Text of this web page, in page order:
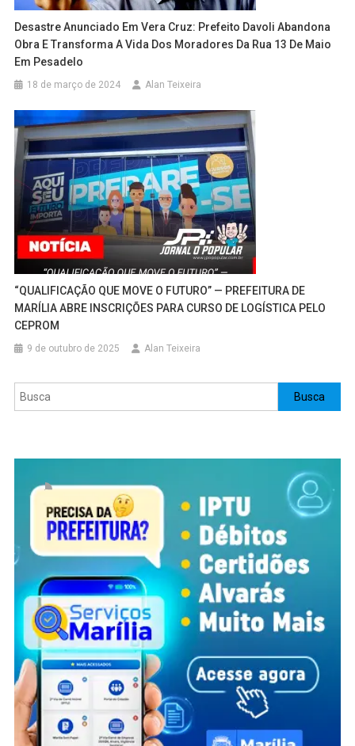
Desastre Anunciado Em Vera Cruz: Prefeito Davoli Abandona
Obra E Transforma A Vida Dos Moradores Da Rua 13 De Maio
Em Pesadelo
18 de março de 2024 Alan Teixeira
“QUALIFICAÇÃO QUE MOVE O FUTURO” — PREFEITURA DE
MARÍLIA ABRE INSCRIÇÕES PARA CURSO DE LOGÍSTICA PELO
CEPROM
9 de outubro de 2025 Alan Teixeira
Pesquisar Busca